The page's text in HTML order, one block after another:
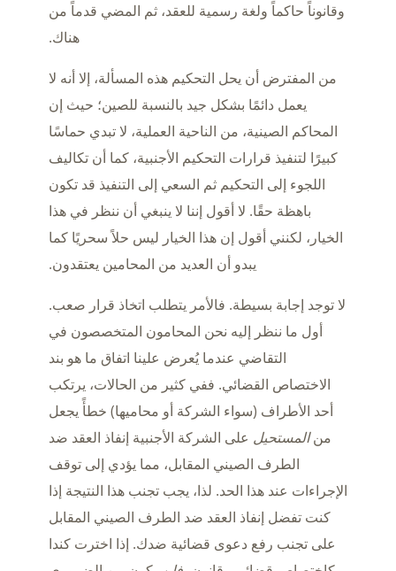
وقانوناً حاكماً ولغة رسمية للعقد، ثم المضي قدماً من
هناك.
من المفترض أن يحل التحكيم هذه المسألة، إلا أنه لا
يعمل دائمًا بشكل جيد بالنسبة للصين؛ حيث إن
المحاكم الصينية، من الناحية العملية، لا تبدي حماسًا
كبيرًا لتنفيذ قرارات التحكيم الأجنبية، كما أن تكاليف
اللجوء إلى التحكيم ثم السعي إلى التنفيذ قد تكون
باهظة حقًا. لا أقول إننا لا ينبغي أن ننظر في هذا
الخيار، لكنني أقول إن هذا الخيار ليس حلاً سحريًا كما
يبدو أن العديد من المحامين يعتقدون.
لا توجد إجابة بسيطة. فالأمر يتطلب اتخاذ قرار صعب.
أول ما ننظر إليه نحن المحامون المتخصصون في
التقاضي عندما يُعرض علينا اتفاق ما هو بند
الاختصاص القضائي. ففي كثير من الحالات، يرتكب
أحد الأطراف (سواء الشركة أو محاميها) خطأً يجعل
منالمستحيل على الشركة الأجنبية إنفاذ العقد ضد
الطرف الصيني المقابل، مما يؤدي إلى توقف
الإجراءات عند هذا الحد. لذا، يجب تجنب هذا النتيجة إذا
كنت تفضل إنفاذ العقد ضد الطرف الصيني المقابل
على تجنب رفع دعوى قضائية ضدك. إذا اخترت كندا